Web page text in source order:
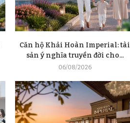
Căn hộ Khải Hoàn Imperial: tài
sản ý nghĩa truyền đời cho...
06/08/2026